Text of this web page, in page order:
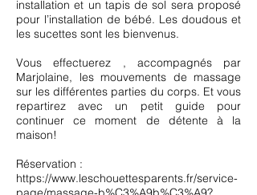
installation et un tapis de sol sera proposé
pour l’installation de bébé. Les doudous et
les sucettes sont les bienvenus.
Vous effectuerez , accompagnés par
Marjolaine, les mouvements de massage
sur les différentes parties du corps. Et vous
repartirez avec un petit guide pour
continuer ce moment de détente à la
maison!
Réservation :
https://www.leschouettesparents.fr/service-